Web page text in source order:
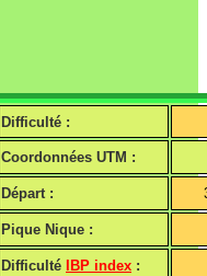
Difficulté :
Coordonnées UTM :
Départ :
Pique Nique :
Difficulté IBP index :